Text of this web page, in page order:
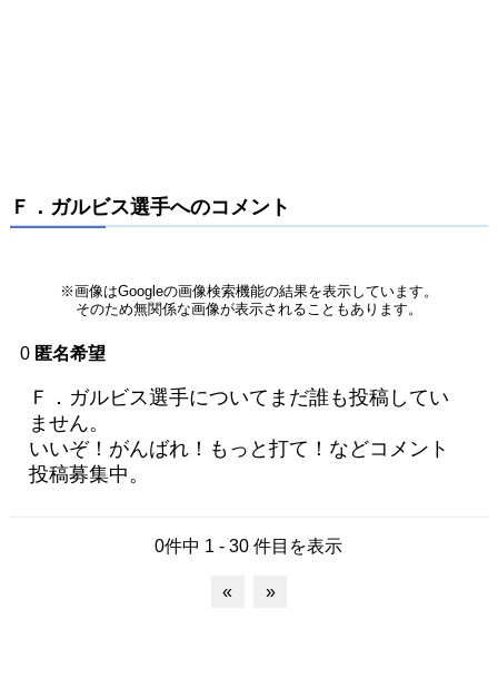
Ｆ．ガルビス選手へのコメント
※画像はGoogleの画像検索機能の結果を表示しています。
そのため無関係な画像が表示されることもあります。
0 匿名希望
Ｆ．ガルビス選手についてまだ誰も投稿してい
ません。
いいぞ！がんばれ！もっと打て！などコメント
投稿募集中。
0件中 1 - 30 件目を表示
« »